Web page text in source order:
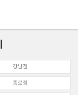
강남점
종로점